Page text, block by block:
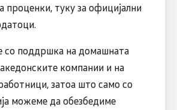
проценки, туку за официјални
со поддршка на домашната
компании и на
затоа што само со
можеме да обезбедиме